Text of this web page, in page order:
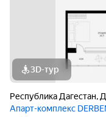
3D-тур
Республика Дагестан,
Апарт-комплекс